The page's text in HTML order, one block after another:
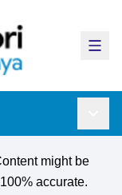
Main
might be
accurate.